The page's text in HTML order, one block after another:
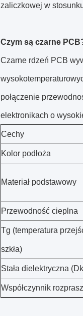
zaliczkowej w
Czym są czarne
Czarne rdzeń PCB
połączenie
elektronikach o
Cechy
Kolor podłoża
Materiał podstawowy
Przewodność cieplna
Tg (temperatura
szkła)
Stała dielektryczna
Współczynnik